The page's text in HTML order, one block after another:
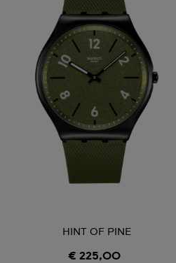
HINT OF PINE
€ 225,00